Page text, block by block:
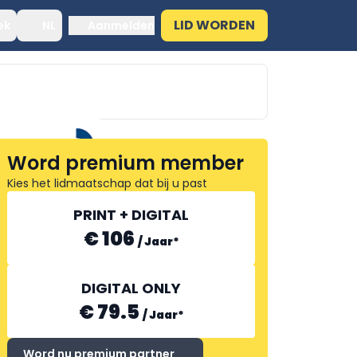
LID WORDEN
Word premium member
Kies het lidmaatschap dat bij u past
PRINT + DIGITAL
€ 106 /Jaar*
DIGITAL ONLY
€ 79.5 /Jaar*
Word nu premium partner